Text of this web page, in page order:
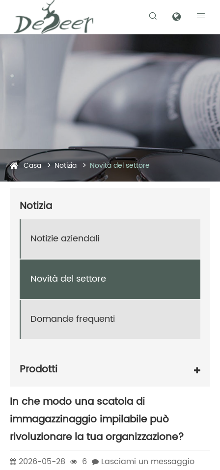
 
Casa Notizia Novità del settore
Notizia
Notizie aziendali
Novità del settore
Domande frequenti
Prodotti
In che modo una scatola di
immagazzinaggio impilabile può
rivoluzionare la tua organizzazione?
2026-05-28 6
Lasciami un messaggio